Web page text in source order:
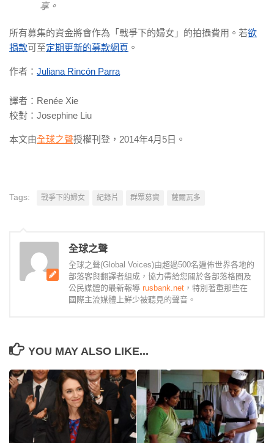
享。
所有募集的資金將會作為「戰爭下的婦女」的拍攝費用。若欲
捐款可至定期更新的募款網頁 。
作者： Juliana Rincón Parra
譯者：Renée Xie
校對：Josephine Liu
本文由全球之聲授權刊登，2014年4月5日。
Tags: 戰爭下的婦女 紀錄片 群眾募資 薩爾瓦多
全球之聲
全球之聲(Global Voices)由超過500名遍佈世界各地的
部落客與翻譯者組成，協力帶給您關於各部落格圈及
公民媒體的最新報導 rusbank.net ，特別著重那些在
國際主流媒體上鮮少被聽見的聲音。
YOU MAY ALSO LIKE...